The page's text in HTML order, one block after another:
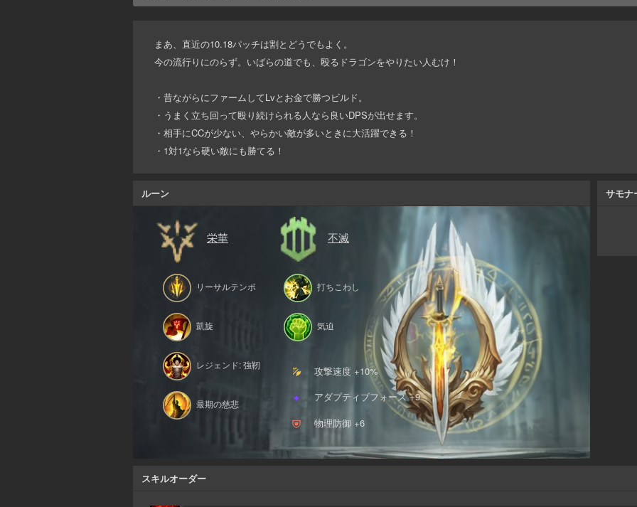
まあ、直近の10.18パッチは割とどうでもよく。
今の流行りにのらず。いばらの道でも、殴るドラゴンをやりたい人むけ！
・昔ながらにファームしてLvとお金で勝つビルド。
・うまく立ち回って殴り続けられる人なら良いDPSが出せます。
・相手にCCが少ない、やらかい敵が多いときに大活躍できる！
・1対1なら硬い敵にも勝てる！
ルーン
栄華
リーサルテンポ
凱旋
レジェンド: 強靭
最期の慈悲
不滅
打ちこわし
気迫
攻撃速度 +10%
アダプティブフォース +9
物理防御 +6
サモナ
スキルオーダー